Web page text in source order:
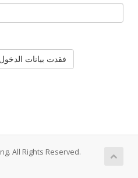
فقدت بيانات
All Rights Reserved.